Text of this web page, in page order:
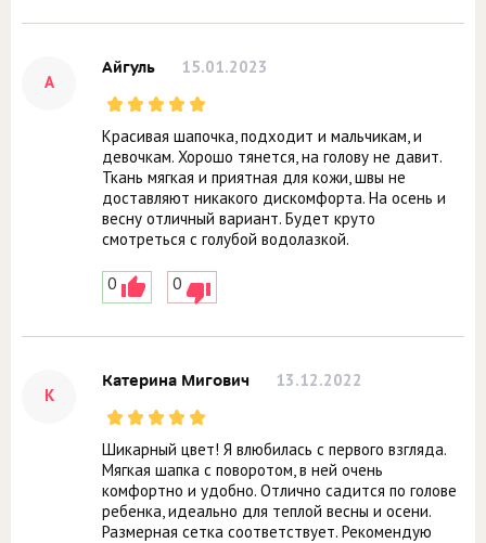
А
Айгуль 15.01.2023
Красивая шапочка, подходит и мальчикам, и
девочкам. Хорошо тянется, на голову не давит.
Ткань мягкая и приятная для кожи, швы не
доставляют никакого дискомфорта. На осень и
весну отличный вариант. Будет круто
смотреться с голубой водолазкой.
0 0
К
Катерина Мигович 13.12.2022
Шикарный цвет! Я влюбилась с первого взгляда.
Мягкая шапка с поворотом, в ней очень
комфортно и удобно. Отлично садится по голове
ребенка, идеально для теплой весны и осени.
Размерная сетка соответствует. Рекомендую